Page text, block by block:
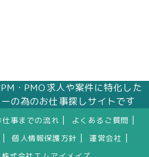
・PMO求人や案件に特化した
の為のお仕事探しサイトです
仕事までの流れ よくあるご質問
個人情報保護方針 運営会社